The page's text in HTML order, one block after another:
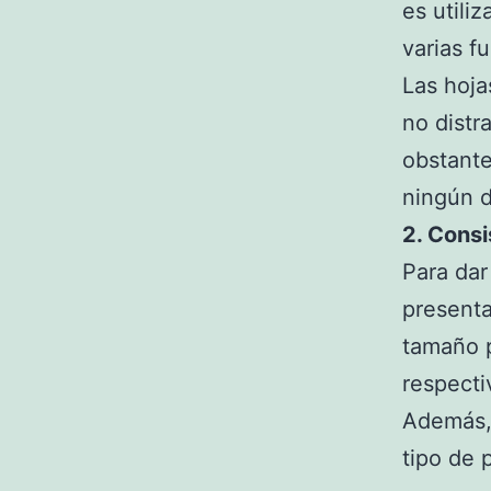
es
varias
Las
no
ningún
2.
Para
tamaño
tipo de